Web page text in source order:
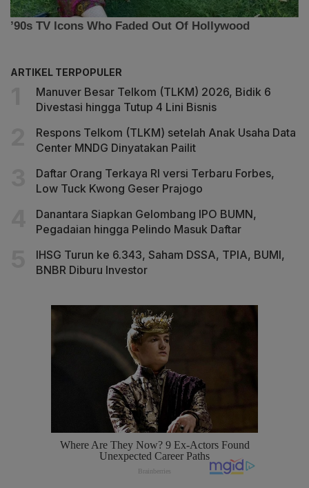
ARTIKEL TERPOPULER
Manuver Besar Telkom (TLKM) 2026, Bidik 6
Divestasi hingga Tutup 4 Lini Bisnis
Respons Telkom (TLKM) setelah Anak Usaha Data
Center MNDG Dinyatakan Pailit
Daftar Orang Terkaya RI versi Terbaru Forbes,
Low Tuck Kwong Geser Prajogo
Danantara Siapkan Gelombang IPO BUMN,
Pegadaian hingga Pelindo Masuk Daftar
IHSG Turun ke 6.343, Saham DSSA, TPIA, BUMI,
BNBR Diburu Investor